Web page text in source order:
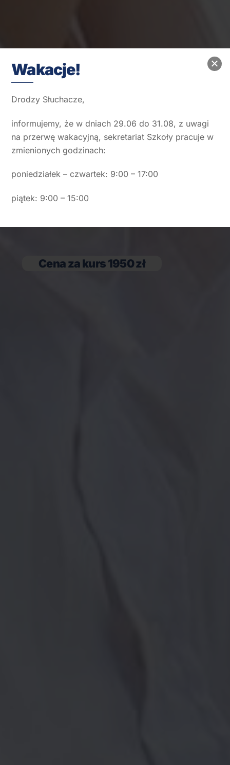
Wakacje!
Drodzy Słuchacze,
informujemy, że w dniach 29.06 do 31.08, z uwagi
na przerwę wakacyjną, sekretariat Szkoły pracuje w
zmienionych godzinach:
poniedziałek – czwartek: 9:00 – 17:00
piątek: 9:00 – 15:00
Kadry i płace
Kurs stacjonarny Szczecin
Cena za kurs 1950 zł